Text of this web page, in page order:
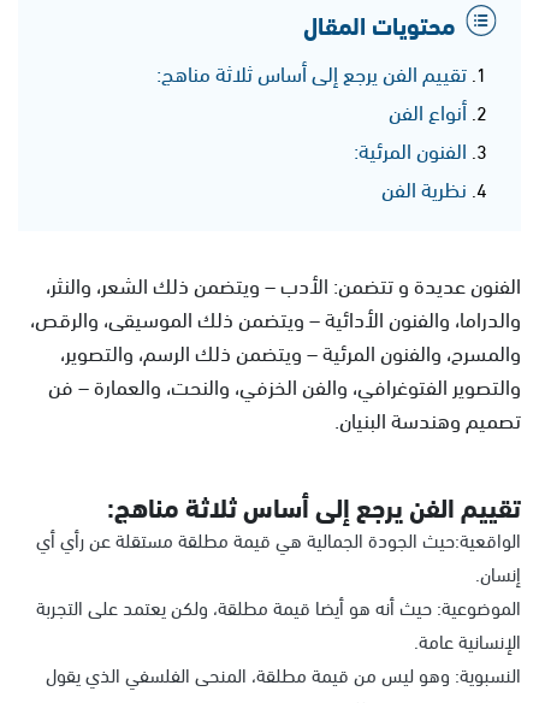
محتويات المقال
تقييم الفن يرجع إلى أساس ثلاثة مناهج:
أنواع الفن
الفنون المرئية:
نظرية الفن
الفنون عديدة و تتضمن: الأدب – ويتضمن ذلك الشعر، والنثر،
والدراما، والفنون الأدائية – ويتضمن ذلك الموسيقى، والرقص،
والمسرح، والفنون المرئية – ويتضمن ذلك الرسم، والتصوير،
والتصوير الفتوغرافي، والفن الخزفي، والنحت، والعمارة – فن
تصميم وهندسة البنيان.
تقييم الفن يرجع إلى أساس ثلاثة مناهج:
الواقعية:حيث الجودة الجمالية هي قيمة مطلقة مستقلة عن رأي أي
إنسان.
الموضوعية: حيث أنه هو أيضا قيمة مطلقة، ولكن يعتمد على التجربة
الإنسانية عامة.
النسبوية: وهو ليس من قيمة مطلقة، المنحى الفلسفي الذي يقول